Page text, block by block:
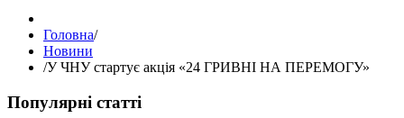
Головна/
Hовини
/У ЧНУ стартує акція «24 ГРИВНІ НА ПЕРЕМОГУ»
Популярні статті